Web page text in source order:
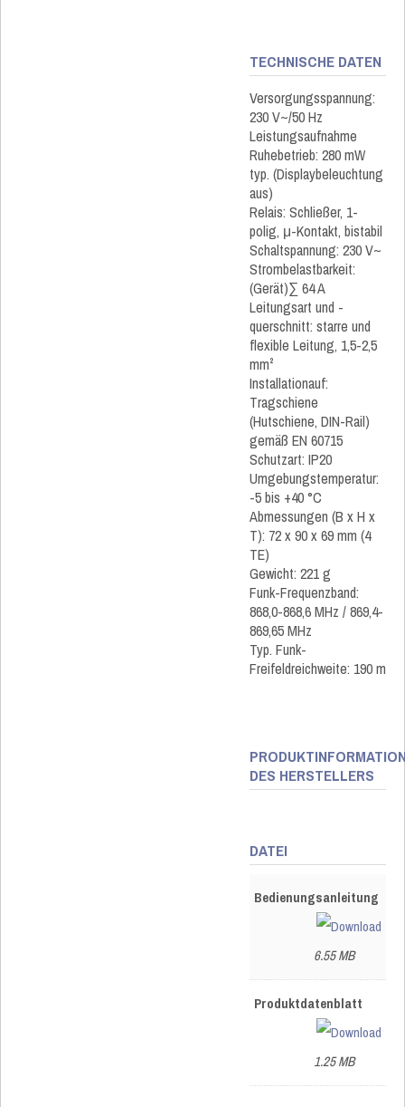
TECHNISCHE DATEN
Versorgungsspannung:
230 V~/50 Hz
Leistungsaufnahme
Ruhebetrieb: 280 mW
typ. (Displaybeleuchtung
aus)
Relais: Schließer, 1-
polig, μ-Kontakt, bistabil
Schaltspannung: 230 V~
Strombelastbarkeit:
(Gerät)∑ 64 A
Leitungsart und -
querschnitt: starre und
flexible Leitung, 1,5-2,5
mm²
Installationauf:
Tragschiene
(Hutschiene, DIN-Rail)
gemäß EN 60715
Schutzart: IP20
Umgebungstemperatur:
-5 bis +40 °C
Abmessungen (B x H x
T): 72 x 90 x 69 mm (4
TE)
Gewicht: 221 g
Funk-Frequenzband:
868,0-868,6 MHz / 869,4-
869,65 MHz
Typ. Funk-
Freifeldreichweite: 190 m
DES HERSTELLERS
DATEI
Bedienungsanleitung
6.55 MB
Produktdatenblatt
1.25 MB